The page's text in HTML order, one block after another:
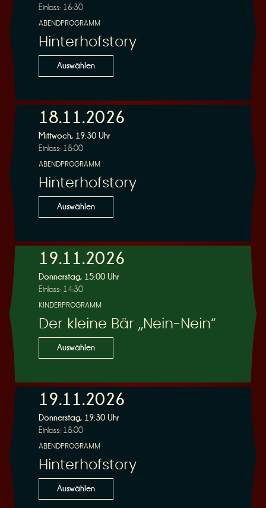
r
v
i
e
r
u
Einlass: 16:30
ABENDPROGRAMM
Hinterhofstory
Auswählen
18.11.2026
Mittwoch, 19:30 Uhr
Einlass: 18:00
ABENDPROGRAMM
Hinterhofstory
Auswählen
19.11.2026
Donnerstag, 15:00 Uhr
Einlass: 14:30
KINDERPROGRAMM
Der kleine Bär „Nein-Nein“
Auswählen
19.11.2026
Donnerstag, 19:30 Uhr
Einlass: 18:00
ABENDPROGRAMM
Hinterhofstory
Auswählen